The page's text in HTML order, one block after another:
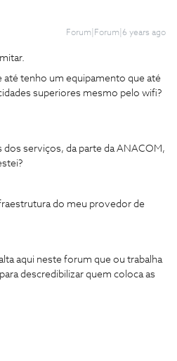
Forum|Forum|6 years ago
até tenho um equipamento que até
superiores mesmo pelo wifi?
serviços, da parte da ANACOM,
do meu provedor de
aqui neste forum que ou trabalha
descredibilizar quem coloca as